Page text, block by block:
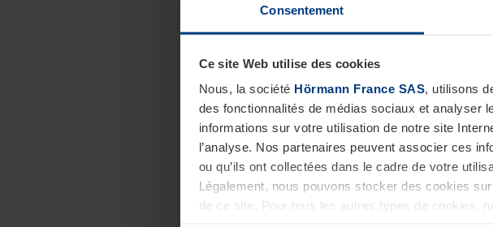
Consentement
Ce site Web utilise des cookies
Nous, la société Hörmann France SAS, utilisons
des fonctionnalités de médias sociaux et analyser
informations sur votre utilisation de notre site
l’analyse. Nos partenaires peuvent associer ces
ou qu’ils ont collectées dans le cadre de votre
Légalement, nous pouvons stocker des cookies
de ce site. Pour tous les autres types de cookies,